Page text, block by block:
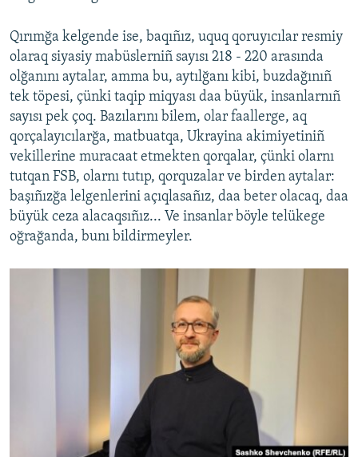
Qırımğa kelgende ise, baqıñız, uquq qoruyıcılar resmiy
olaraq siyasiy mabüslerniñ sayısı 218 - 220 arasında
olğanını aytalar, amma bu, aytılğanı kibi, buzdağınıñ
tek töpesi, çünki taqip miqyası daa büyük, insanlarnıñ
sayısı pek çoq. Bazılarını bilem, olar faallerge, aq
qorçalayıcılarğa, matbuatqa, Ukrayina akimiyetiniñ
vekillerine muracaat etmekten qorqalar, çünki olarnı
tutqan FSB, olarnı tutıp, qorquzalar ve birden aytalar:
başıñızğa lelgenlerini açıqlasañız, daa beter olacaq, daa
büyük ceza alacaqsıñız... Ve insanlar böyle telükege
oğrağanda, bunı bildirmeyler.